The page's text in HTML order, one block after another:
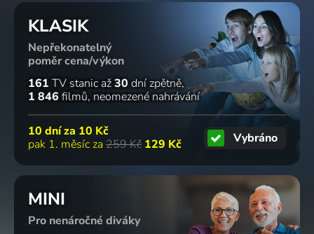
KLASIK
Nepřekonatelný
poměr cena/výkon
161 TV stanic až30 dní zpětně
1 846 filmů neomezené nahrávání
10 dní za 10 Kč
pak 1. měsíc za 259 Kč 129 Kč Vybráno
MINI
Pro nenáročné diváky